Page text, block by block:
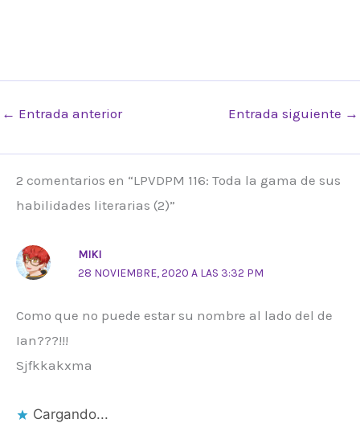
← Entrada anterior Entrada siguiente →
2 comentarios en “LPVDPM 116: Toda la gama de sus
habilidades literarias (2)”
MIKI
28 NOVIEMBRE, 2020 A LAS 3:32 PM
Como que no puede estar su nombre al lado del de
Ian???!!!
Sjfkkakxma
Cargando...